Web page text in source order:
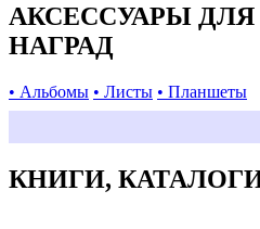
АКСЕССУАРЫ ДЛЯ
НАГРАД
• Альбомы • Листы • Планшеты
КНИГИ,